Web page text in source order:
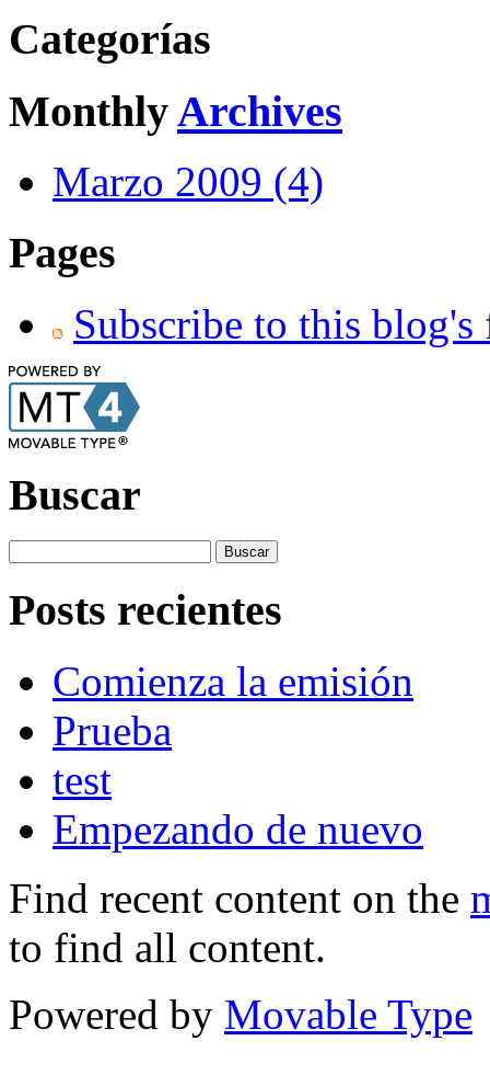
Categorías
MonthlyArchives
Marzo 2009 (4)
Pages
Subscribe to this blog's
Buscar
Posts recientes
Comienza la emisión
Prueba
test
Empezando de nuevo
Find recent content on the
to find all content.
Powered by Movable Type